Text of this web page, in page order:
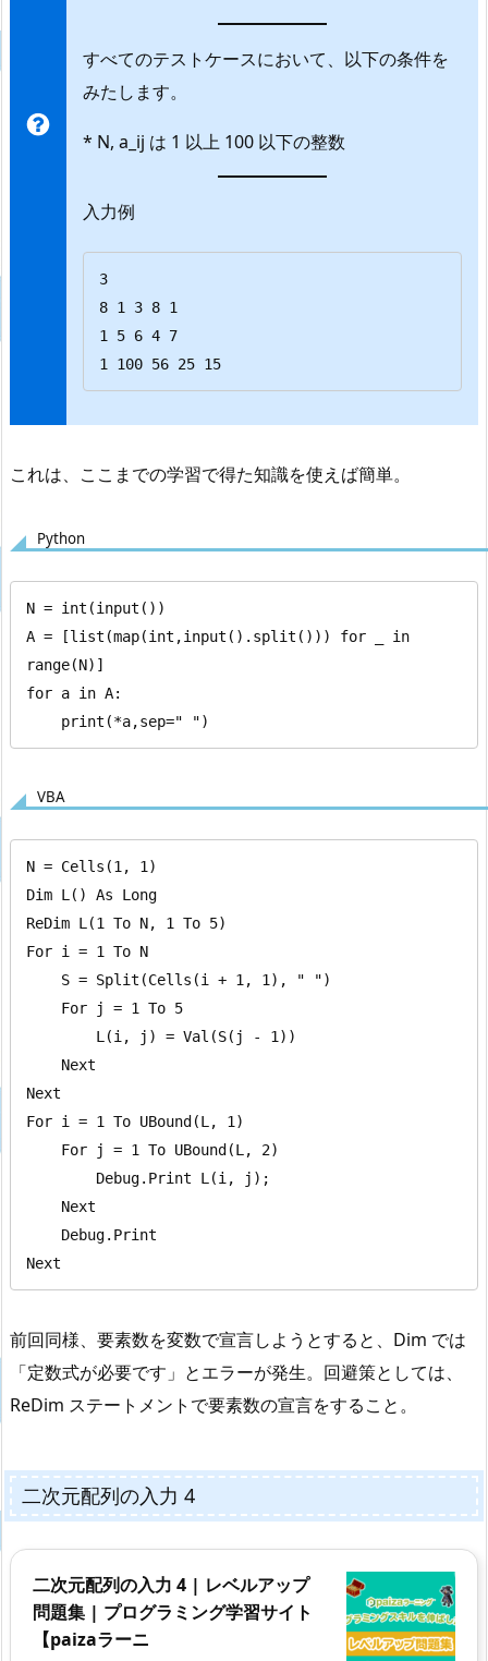
すべてのテストケースにおいて、以下の条件を
みたします。
* N, a_ij は 1 以上 100 以下の整数
入力例
3
8 1 3 8 1
1 5 6 4 7
1 100 56 25 15
これは、ここまでの学習で得た知識を使えば簡単。
Python
N = int(input())
A = [list(map(int,input().split())) for _ in
range(N)]
for a in A:
    print(*a,sep=" ")
VBA
N = Cells(1, 1)
Dim L() As Long
ReDim L(1 To N, 1 To 5)
For i = 1 To N
Next
For i = 1 To UBound(L, 1)
Next
前回同様、要素数を変数で宣言しようとすると、Dim では
「定数式が必要です」とエラーが発生。回避策としては、
ReDim ステートメントで要素数の宣言をすること。
二次元配列の入力 4
二次元配列の入力 4 | レベルアップ
問題集 | プログラミング学習サイト
【paizaラーニ